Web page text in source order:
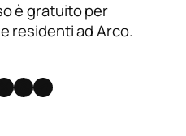
è gratuito per
residenti ad Arco.
Threads
Telegram